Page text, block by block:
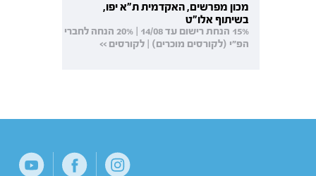
מכון מפרשים, האקדמית ת"א יפו,
בשיתוף אלו"ט
15% הנחת רישום עד 14/08 | 20% הנחה לחברי
הפ"י (לקורסים מוכרים) | לקורסים >>